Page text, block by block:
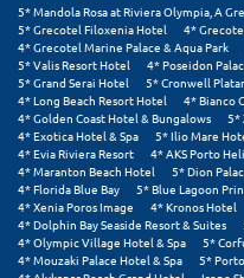
Σαλαμίνα
Σαμοθράκη
Σάμος
Σαντορίνη
Σέριφος
Σέρρες
5* Mandola Rosa at Riviera Olympia, A
5* Grecotel Filoxenia Hotel
4*
4* Grecotel Marine Palace & Aqua Park
5* Valis Resort Hotel
4* Poseidon
5* Grand Serai Hotel
5* Cronwell
4* Long Beach Resort Hotel
4* Bianco
4* Golden Coast Hotel & Bungalows
5*
4* Exotica Hotel & Spa
5* Ilio Mare
4* Evia Riviera Resort
4* AKS Porto Heli
4* Maranton Beach Hotel
5* Dion
4* Florida Blue Bay
5* Blue Lagoon
4* Xenia Poros Image
4* Kronos Hotel
4* Dolphin Bay Seaside Resort & Suites
4* Olympic Village Hotel & Spa
5*
4* Mouzaki Palace Hotel & Spa
5*